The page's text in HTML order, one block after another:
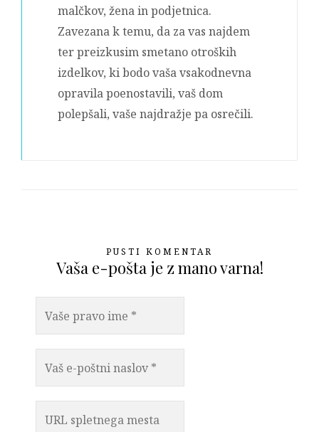
malčkov, žena in podjetnica.
Zavezana k temu, da za vas najdem
ter preizkusim smetano otroških
izdelkov, ki bodo vaša vsakodnevna
opravila poenostavili, vaš dom
polepšali, vaše najdražje pa osrečili.
PUSTI KOMENTAR
Vaša e-pošta je z mano varna!